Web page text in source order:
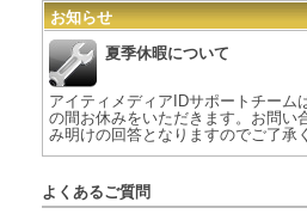
お知らせ
夏季休暇について
アイティメディアIDサポートチーム
の間お休みをいただきます。お問い
み明けの回答となりますのでご了承
よくあるご質問